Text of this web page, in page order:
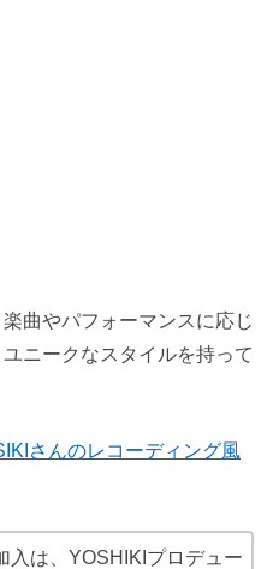
曲やパフォーマンスに応じ
ニークなスタイルを持って
さんのレコーディング風
入は、YOSHIKIプロデュー